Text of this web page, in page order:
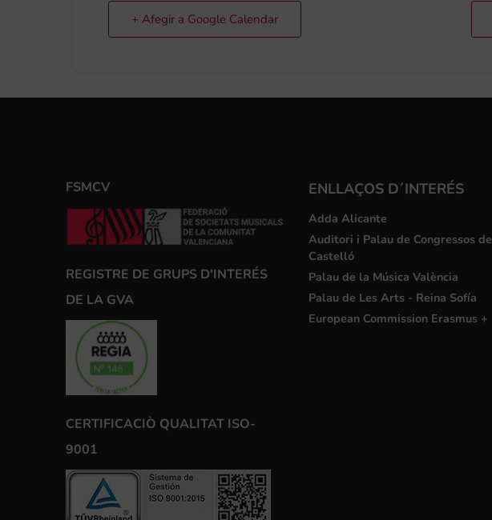
+ Afegir a Google Calendar
FSMCV
REGISTRE DE GRUPS D'INTERÉS
DE LA GVA
CERTIFICACIÒ QUALITAT ISO-
9001
ENLLAÇOS D´INTERÉS
Adda Alicante
Auditori i Palau de Congressos de
Castelló
Palau de la Música València
Palau de Les Arts - Reina Sofía
European Commission Erasmus +